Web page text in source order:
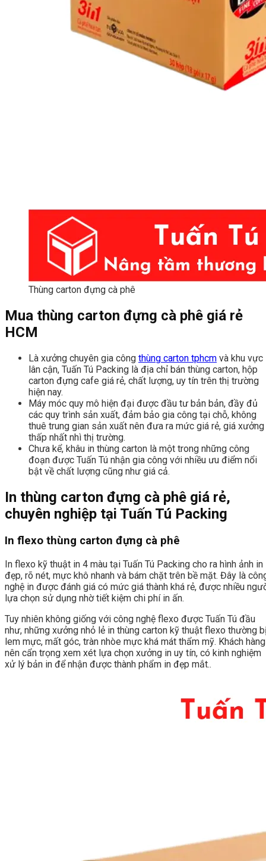
Thùng carton đựng cà phê
Mua thùng carton đựng cà phê giá rẻ
HCM
Là xưởng chuyên gia công thùng carton tphcm và khu vực
lân cận, Tuấn Tú Packing là địa chỉ bán thùng carton, hộp
carton đựng cafe giá rẻ, chất lượng, uy tín trên thị trường
hiện nay.
Máy móc quy mô hiện đại được đầu tư bản bản, đầy đủ
các quy trình sản xuất, đảm bảo gia công tại chỗ, không
thuê trung gian sản xuất nên đưa ra mức giá rẻ, giá xưởng
thấp nhất nhì thị trường.
Chưa kể, khâu in thùng carton là một trong những công
đoạn được Tuấn Tú nhận gia công với nhiều ưu điểm nổi
bật về chất lượng cũng như giá cả.
In thùng carton đựng cà phê giá rẻ,
chuyên nghiệp tại Tuấn Tú Packing
In flexo thùng carton đựng cà phê
In flexo kỹ thuật in 4 màu tại Tuấn Tú Packing cho ra hình ảnh in
đẹp, rõ nét, mực khô nhanh và bám chặt trên bề mặt. Đây là
nghệ in được đánh giá có mức giá thành khá rẻ, được nhiều
lựa chọn sử dụng nhờ tiết kiệm chi phí in ấn.
Tuy nhiên không giống với công nghệ flexo được Tuấn Tú đầu
như, những xưởng nhỏ lẻ in thùng carton kỹ thuật flexo thường
lem mực, mất góc, tràn nhòe mực khá mát thẩm mỹ. Khách hàng
nên cẩn trọng xem xét lựa chọn xưởng in uy tín, có kinh nghiệm
xử lý bản in để nhận được thành phẩm in đẹp mắt..